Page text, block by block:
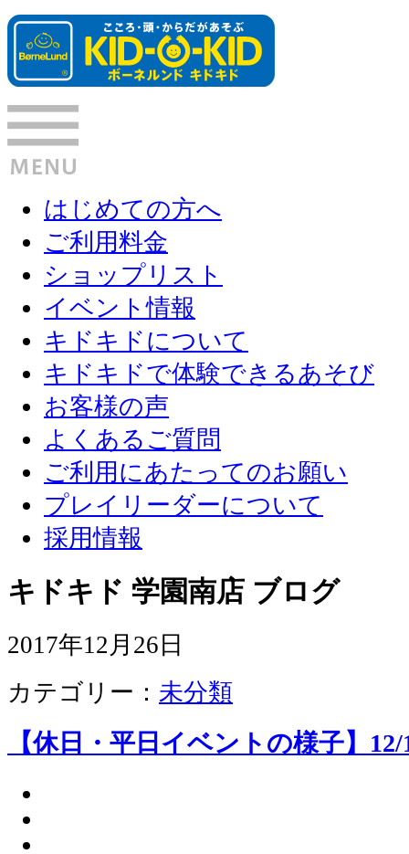
はじめての方へ
ご利用料金
ショップリスト
イベント情報
キドキドについて
キドキドで体験できるあそび
お客様の声
よくあるご質問
ご利用にあたってのお願い
プレイリーダーについて
採用情報
キドキド 学園南店 ブログ
2017年12月26日
カテゴリー： 未分類
【休日・平日イベントの様子】12/